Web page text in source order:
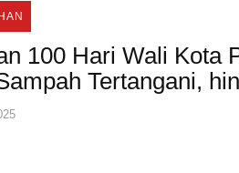
100 Hari Wali Kota
Tertangani,